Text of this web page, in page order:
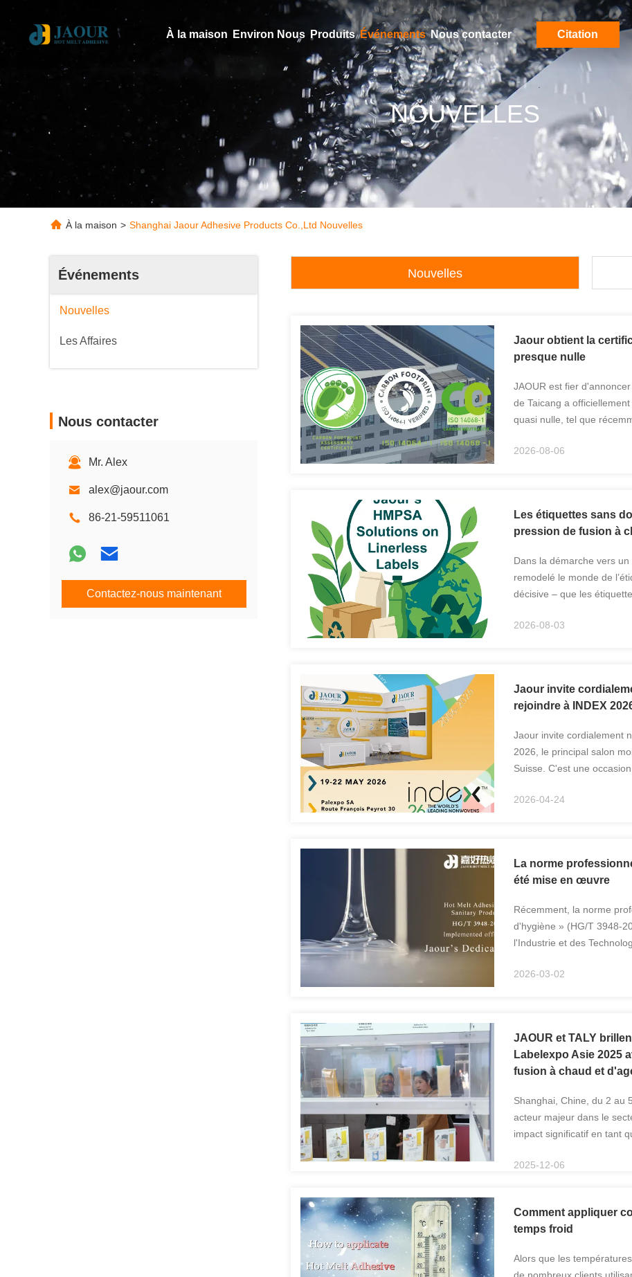
À la maison Environ Nous Produits Événements Nous contacter Citation
NOUVELLES
À la maison > Shanghai Jaour Adhesive Products Co.,Ltd Nouvelles
Événements
Nouvelles
Les Affaires
Nous contacter
Mr. Alex
alex@jaour.com
86-21-59511061
Contactez-nous maintenant
Nouvelles
Jaour obtient la
presque nulle
JAOUR est fier
de Taicang a
quasi nulle, tel que
2026-08-06
Les étiquettes sans
pression de fusion à
Dans la démarche vers
remodelé le monde de
décisive – que les
dont ...
2026-08-03
Jaour invite
rejoindre à INDEX
Jaour invite cordialement
2026, le principal salon
Suisse. C'est une
2026-04-24
La norme
été mise en œuvre
Récemment, la norme
d'hygiène » (HG/T 3948-
l'Industrie et des
2026-03-02
JAOUR et TALY
Labelexpo Asie 2025
fusion à chaud et
Shanghai, Chine, du 2 au
acteur majeur dans le
impact significatif en tant
2025-12-06
Comment appliquer
temps froid
Alors que les